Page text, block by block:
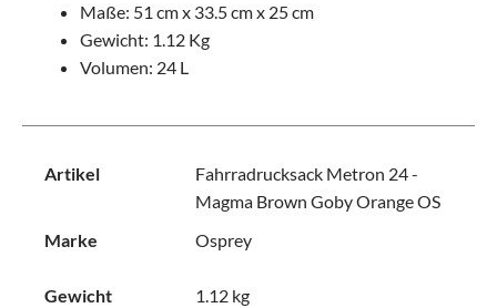
Maße: 51 cm x 33.5 cm x 25 cm
Gewicht: 1.12 Kg
Volumen: 24 L
Artikel
Fahrradrucksack Metron 24 -
Magma Brown Goby Orange OS
Marke
Osprey
Gewicht 1.12 kg